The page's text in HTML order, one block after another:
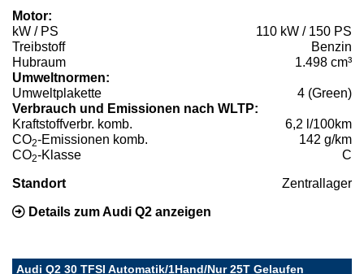
Motor:
kW / PS
110 kW / 150 PS
Treibstoff
Benzin
Hubraum
1.498 cm³
Umweltnormen:
Umweltplakette
4 (Green)
Verbrauch und Emissionen nach WLTP:
Kraftstoffverbr. komb.
6,2 l/100km
CO2-Emissionen komb.
142 g/km
CO2-Klasse C
Standort Zentrallager
Details zum Audi Q2 anzeigen
Audi Q2 30 TFSI Automatik/1Hand/Nur 25T Gelaufen